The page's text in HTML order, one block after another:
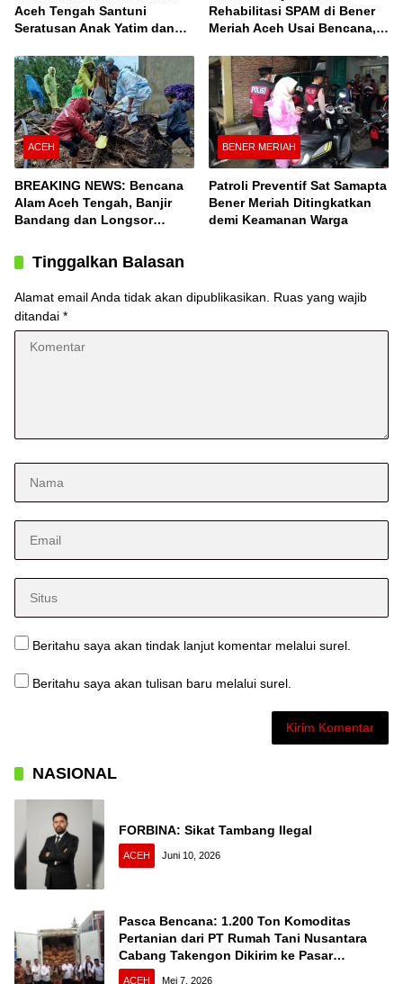
Aceh Tengah Santuni
Seratusan Anak Yatim dan
Puasa Bersama
Rehabilitasi SPAM di Bener
Meriah Aceh Usai Bencana,
Air Bagi 3.000 KK
ACEH
BREAKING NEWS: Bencana
Alam Aceh Tengah, Banjir
Bandang dan Longsor
Bintang
BENER MERIAH
Patroli Preventif Sat Samapta
Bener Meriah Ditingkatkan
demi Keamanan Warga
Tinggalkan Balasan
Alamat email Anda tidak akan dipublikasikan. Ruas yang wajib
ditandai *
Beritahu saya akan tindak lanjut komentar melalui surel.
Beritahu saya akan tulisan baru melalui surel.
NASIONAL
FORBINA: Sikat Tambang Ilegal
ACEH Juni 10, 2026
Pasca Bencana: 1.200 Ton Komoditas
Pertanian dari PT Rumah Tani Nusantara
Cabang Takengon Dikirim ke Pasar
Nasional
ACEH Mei 7, 2026